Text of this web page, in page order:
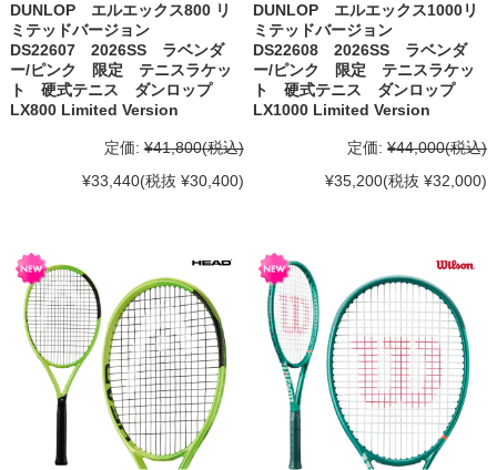
DUNLOP エルエックス800 リ
ミテッドバージョン
DS22607 2026SS ラベンダ
ー/ピンク 限定 テニスラケッ
ト 硬式テニス ダンロップ
LX800 Limited Version
定価: ¥41,800(税込)
¥33,440(税抜 ¥30,400)
DUNLOP エルエックス1000リ
ミテッドバージョン
DS22608 2026SS ラベンダ
ー/ピンク 限定 テニスラケッ
ト 硬式テニス ダンロップ
LX1000 Limited Version
定価: ¥44,000(税込)
¥35,200(税抜 ¥32,000)